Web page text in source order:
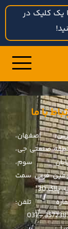
یک کلیک در
با ما
اصفهان،
صنعتی جی،
سوم،
فرعی سمت
پلاک 30
تلفن:
35723838